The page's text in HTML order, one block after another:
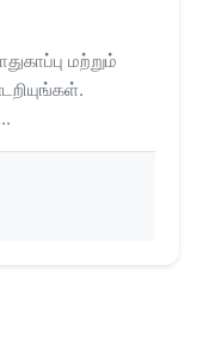
மற்றும்